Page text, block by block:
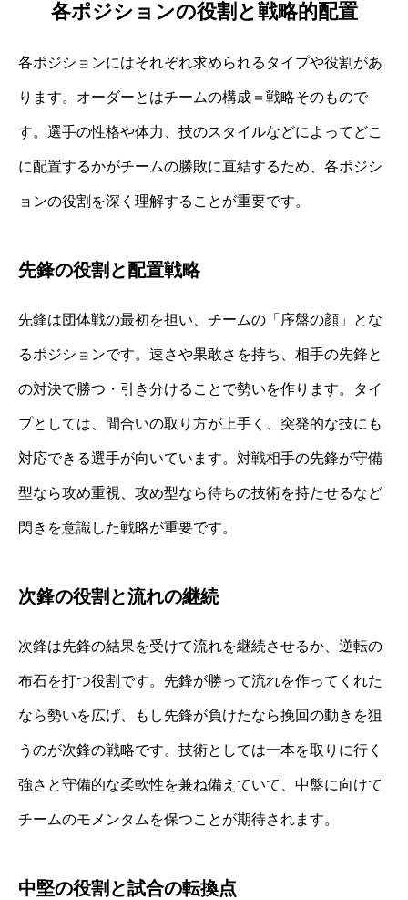
各ポジションの役割と戦略的配置
各ポジションにはそれぞれ求められるタイプや役割があ
ります。オーダーとはチームの構成＝戦略そのもので
す。選手の性格や体力、技のスタイルなどによってどこ
に配置するかがチームの勝敗に直結するため、各ポジシ
ョンの役割を深く理解することが重要です。
先鋒の役割と配置戦略
先鋒は団体戦の最初を担い、チームの「序盤の顔」とな
るポジションです。速さや果敢さを持ち、相手の先鋒と
の対決で勝つ・引き分けることで勢いを作ります。タイ
プとしては、間合いの取り方が上手く、突発的な技にも
対応できる選手が向いています。対戦相手の先鋒が守備
型なら攻め重視、攻め型なら待ちの技術を持たせるなど
閃きを意識した戦略が重要です。
次鋒の役割と流れの継続
次鋒は先鋒の結果を受けて流れを継続させるか、逆転の
布石を打つ役割です。先鋒が勝って流れを作ってくれた
なら勢いを広げ、もし先鋒が負けたなら挽回の動きを狙
うのが次鋒の戦略です。技術としては一本を取りに行く
強さと守備的な柔軟性を兼ね備えていて、中盤に向けて
チームのモメンタムを保つことが期待されます。
中堅の役割と試合の転換点